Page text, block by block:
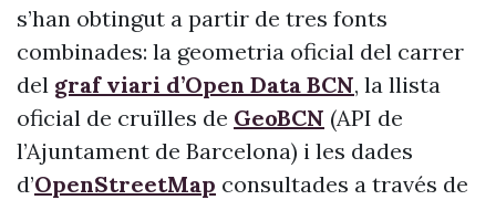
s’han obtingut a partir de tres fonts
combinades: la geometria oficial del carrer
del graf viari d’Open Data BCN, la llista
oficial de cruïlles de GeoBCN (API de
l’Ajuntament de Barcelona) i les dades
d’OpenStreetMap consultades a través de